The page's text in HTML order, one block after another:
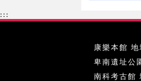
:::
康樂本館
卑南遺址公
南科考古館